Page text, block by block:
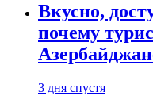
Вкусно,
почему
3 дня спустя